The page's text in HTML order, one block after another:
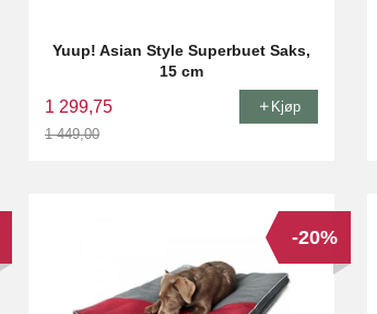
Yuup! Asian Style Superbuet Saks,
15 cm
1 299,75
1 449,00
Kjøp
-20%